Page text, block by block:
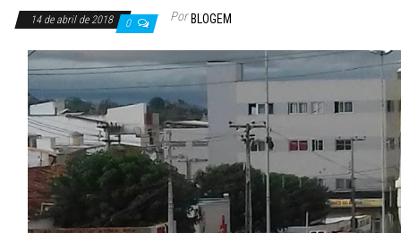
14 de abril de 2018 0 Por BLOGEM